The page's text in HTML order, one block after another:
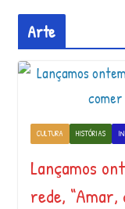
Arte
CULTURA HISTÓRIAS
Lançamos
rede, “Amar,